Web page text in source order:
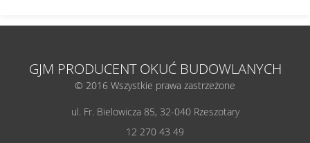
GJM PRODUCENT OKUĆ BUDOWLANYCH
© 2016 Wszystkie prawa zastrzeżone
ul. Fr. Bielowicza 85, 32-040 Rzeszotary
12 270 43 49